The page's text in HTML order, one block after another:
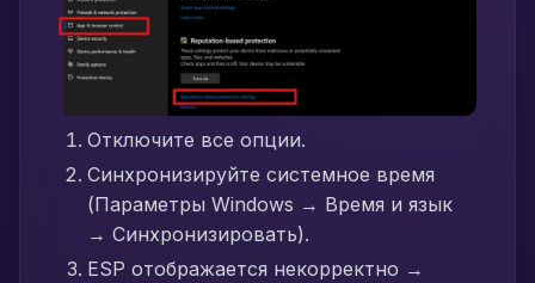
Отключите все опции.
Синхронизируйте системное время
(Параметры Windows → Время и язык
→ Синхронизировать).
ESP отображается некорректно →